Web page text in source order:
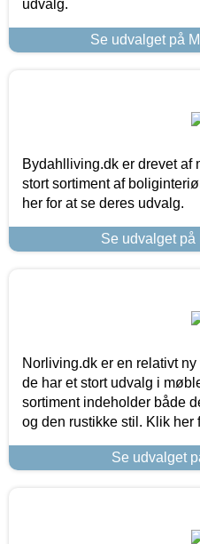
udvalg.
Se udvalget på
Bydahlliving.dk er drevet af
stort sortiment af
her for at se deres udvalg.
Se udvalget
Norliving.dk er en relativt
de har et stort udvalg i
sortiment indeholder både
og den rustikke stil. Klik her
Se udvalget